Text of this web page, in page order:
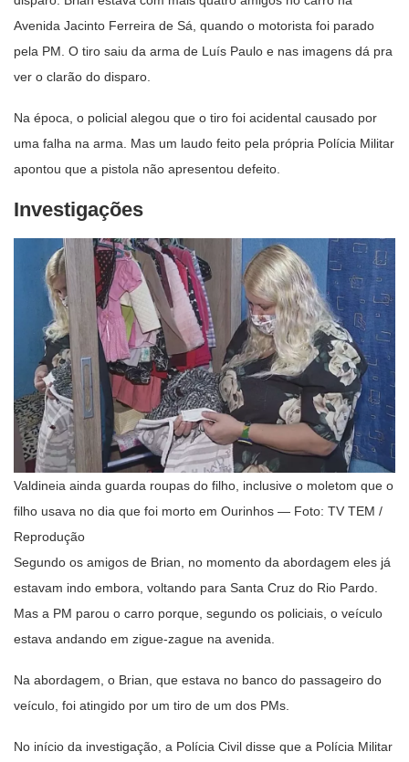
Avenida Jacinto Ferreira de Sá, quando o motorista foi parado
pela PM. O tiro saiu da arma de Luís Paulo e nas imagens dá pra
ver o clarão do disparo.
Na época, o policial alegou que o tiro foi acidental causado por
uma falha na arma. Mas um laudo feito pela própria Polícia Militar
apontou que a pistola não apresentou defeito.
Investigações
Valdineia ainda guarda roupas do filho, inclusive o moletom que o
filho usava no dia que foi morto em Ourinhos — Foto: TV TEM /
Reprodução
Segundo os amigos de Brian, no momento da abordagem eles já
estavam indo embora, voltando para Santa Cruz do Rio Pardo.
Mas a PM parou o carro porque, segundo os policiais, o veículo
estava andando em zigue-zague na avenida.
Na abordagem, o Brian, que estava no banco do passageiro do
veículo, foi atingido por um tiro de um dos PMs.
No início da investigação, a Polícia Civil disse que a Polícia Militar